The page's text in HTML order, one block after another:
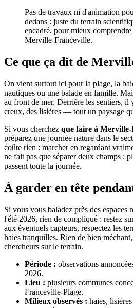
Pas de travaux ni d'animation
dedans : juste du terrain
encadré, pour mieux comprendre
Merville-Franceville.
Ce que ça dit de
On vient surtout ici pour la plage, la
nautiques ou une balade en famille.
au front de mer. Derrière les sentiers, il
creux, des lisières — tout un paysage
Si vous cherchez que faire à
préparez une journée nature dans le
coûte rien : marcher en regardant
ne fait pas que séparer deux champs :
passent toute la journée.
À garder en tête
Si vous vous baladez près des espaces
l'été 2026, rien de compliqué : restez
aux éventuels capteurs, respectez les
haies tranquilles. Rien de bien
chercheurs sur le terrain.
Période : observations
2026.
Lieu : plusieurs communes
Franceville-Plage.
Milieux observés : haies,